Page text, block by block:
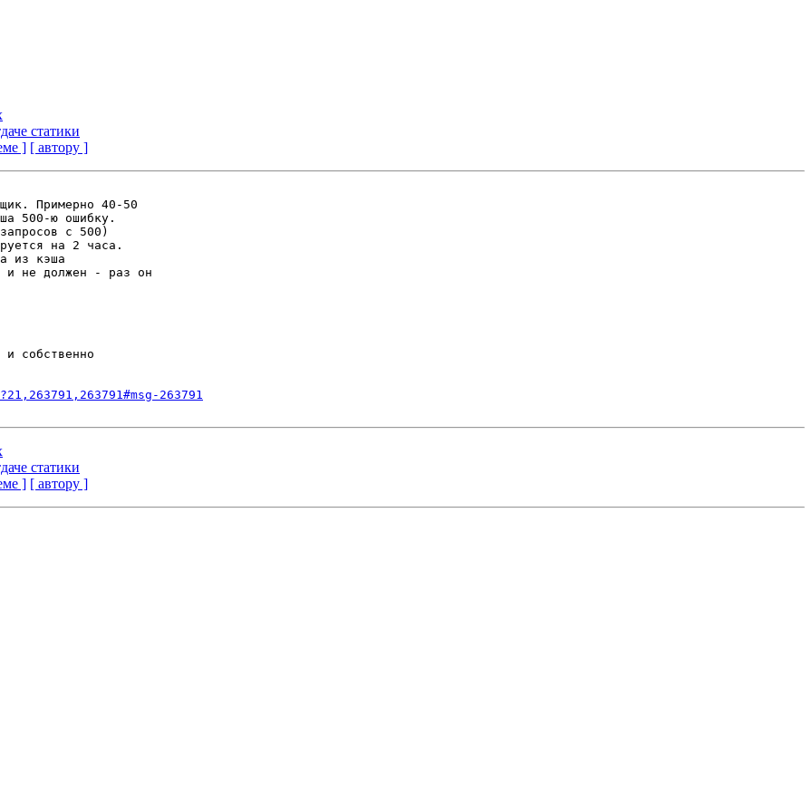
статики
] [ автору ]
Примерно 40-50
500-ю ошибку.
с 500)
на 2 часа.
из кэша
и не должен - раз он
и собственно
263791
статики
] [ автору ]